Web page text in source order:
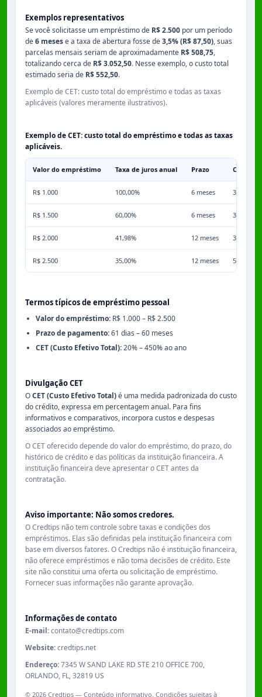
Exemplos representativos
Se você solicitasse um empréstimo de R$ 2.500 por um período
de6 mesese a taxa de abertura fosse de3,5% (R$ 87,50), suas
parcelas mensais seriam de aproximadamente R$ 508,75,
totalizando cerca de R$ 3.052,50. Nesse exemplo, o custo total
estimado seria de R$ 552,50.
Exemplo de CET: custo total do empréstimo e todas as taxas
aplicáveis (valores meramente ilustrativos).
Exemplo de CET: custo total do empréstimo e todas as taxas
aplicáveis.
Valor do empréstimo Taxa de juros anual Prazo
R$ 1.000 100,00% 6 meses 3,50%
R$ 1.500 60,00% 6 meses 3,50%
R$ 2.000 41,98% 12 meses 3,50%
R$ 2.500 35,00% 12 meses 5,00%
Termos típicos de empréstimo pessoal
Valor do empréstimo: R$ 1.000 – R$ 2.500
Prazo de pagamento:61 dias – 60 meses
CET (Custo Efetivo Total):20% – 450% ao ano
Divulgação CET
OCET (Custo Efetivo Total)é uma medida padronizada do custo
do crédito, expressa em percentagem anual. Para fins
informativos e comparativos, incorpora custos e despesas
associados ao empréstimo.
O CET oferecido depende do valor do empréstimo, do prazo, do
histórico de crédito e das políticas da instituição financeira. A
instituição financeira deve apresentar o CET antes da
contratação.
Aviso importante: Não somos credores.
O Credtips não tem controle sobre taxas e condições dos
empréstimos. Elas são definidas pela instituição financeira com
base em diversos fatores. O Credtips não é instituição financeira,
não oferece empréstimos e não toma decisões de crédito. Este
site não constitui uma oferta ou solicitação de empréstimo.
Fornecer suas informações não garante aprovação.
Informações de contato
E-mail:contato@credtips.com
Website:credtips.net
Endereço:7345 W SAND LAKE RD STE 210 OFFICE 700,
ORLANDO, FL, 32819 US
© 2026 Credtips — Conteúdo informativo. Condições sujeitas à